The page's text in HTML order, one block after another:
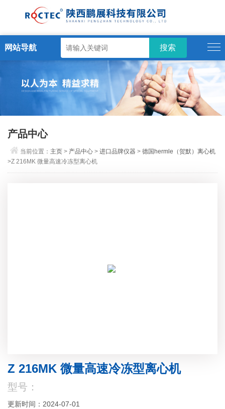
网站导航
产品中心
当前位置： 主页 > 产品中心 >进口品牌仪器 >德国hermle（贺默）离心机
>Z 216MK 微量高速冷冻型离心机
Z 216MK 微量高速冷冻型离心机
型号：
更新时间：2024-07-01